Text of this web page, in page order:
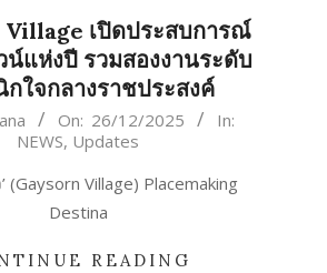
เปิดประสบการณ์
น์แห่งปี รวมสองงานระดับ
กใจกลางราชประสงค์
On: 26/12/2025
In:
NEWS, Updates
’ (Gaysorn Village) Placemaking
Destina
READING